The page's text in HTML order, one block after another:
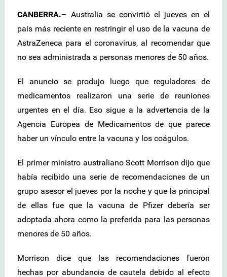
CANBERRA.– Australia se convirtió el jueves en el
país más reciente en restringir el uso de la vacuna de
AstraZeneca para el coronavirus, al recomendar que
no sea administrada a personas menores de 50 años.
El anuncio se produjo luego que reguladores de
medicamentos realizaron una serie de reuniones
urgentes en el día. Eso sigue a la advertencia de la
Agencia Europea de Medicamentos de que parece
haber un vínculo entre la vacuna y los coágulos.
El primer ministro australiano Scott Morrison dijo que
había recibido una serie de recomendaciones de un
grupo asesor el jueves por la noche y que la principal
de ellas fue que la vacuna de Pfizer debería ser
adoptada ahora como la preferida para las personas
menores de 50 años.
Morrison dice que las recomendaciones fueron
hechas por abundancia de cautela debido al efecto